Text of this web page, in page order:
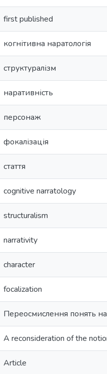
first published
когнітивна наратологія
структуралізм
наративність
персонаж
фокалізація
стаття
cognitive narratology
structuralism
narrativity
character
focalization
Переосмислення понять
A reconsideration of the
Article